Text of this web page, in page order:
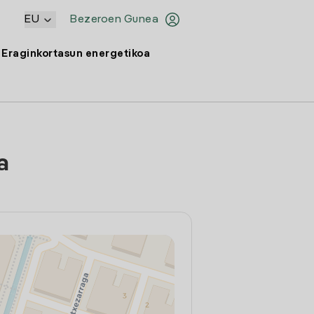
Bezeroen Gunea
EU
Eraginkortasun energetikoa